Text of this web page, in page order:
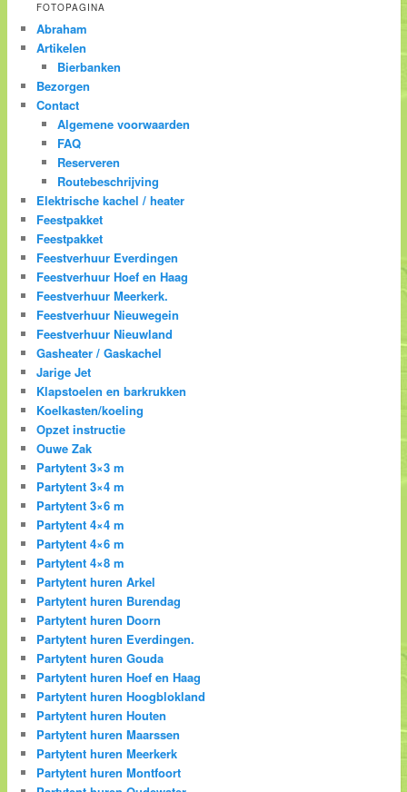
FOTOPAGINA
Abraham
Artikelen
Bierbanken
Bezorgen
Contact
Algemene voorwaarden
FAQ
Reserveren
Routebeschrijving
Elektrische kachel / heater
Feestpakket
Feestpakket
Feestverhuur Everdingen
Feestverhuur Hoef en Haag
Feestverhuur Meerkerk.
Feestverhuur Nieuwegein
Feestverhuur Nieuwland
Gasheater / Gaskachel
Jarige Jet
Klapstoelen en barkrukken
Koelkasten/koeling
Opzet instructie
Ouwe Zak
Partytent 3×3 m
Partytent 3×4 m
Partytent 3×6 m
Partytent 4×4 m
Partytent 4×6 m
Partytent 4×8 m
Partytent huren Arkel
Partytent huren Burendag
Partytent huren Doorn
Partytent huren Everdingen.
Partytent huren Gouda
Partytent huren Hoef en Haag
Partytent huren Hoogblokland
Partytent huren Houten
Partytent huren Maarssen
Partytent huren Meerkerk
Partytent huren Montfoort